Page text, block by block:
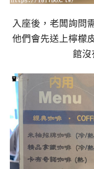
入座後，老闆詢問
他們會先送上檸檬
館沒